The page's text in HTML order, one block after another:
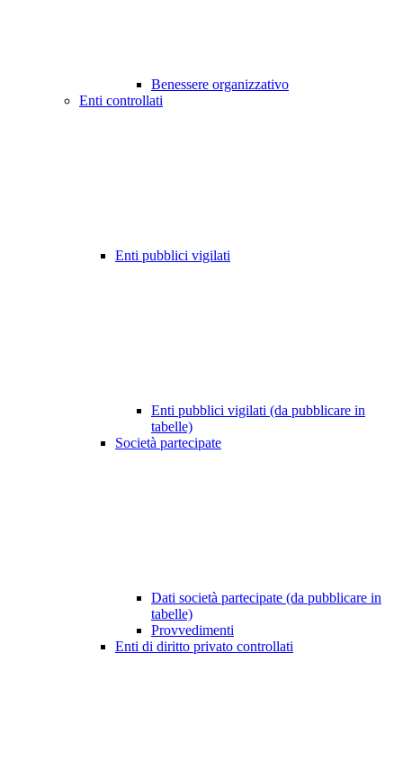
Benessere organizzativo
Enti controllati
Enti pubblici vigilati
Enti pubblici vigilati (da pubblicare in
tabelle)
Società partecipate
Dati società partecipate (da pubblicare in
tabelle)
Provvedimenti
Enti di diritto privato controllati